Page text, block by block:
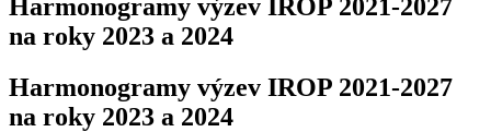
Harmonogramy výzev IROP 2021-2027
na roky 2023 a 2024
Harmonogramy výzev IROP 2021-2027
na roky 2023 a 2024